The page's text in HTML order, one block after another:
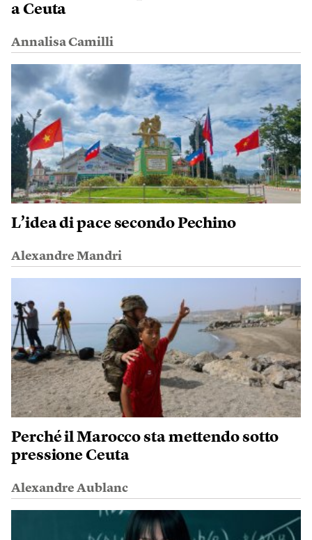
a Ceuta
Annalisa Camilli
L’idea di pace secondo Pechino
Alexandre Mandri
Perché il Marocco sta mettendo sotto
pressione Ceuta
Alexandre Aublanc